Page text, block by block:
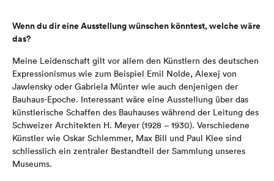
Wenn du dir eine Ausstellung wünschen könntest, welche wäre
das?
Meine Leidenschaft gilt vor allem den Künstlern des deutschen
Expressionismus wie zum Beispiel Emil Nolde, Alexej von
Jawlensky oder Gabriela Münter wie auch denjenigen der
Bauhaus-Epoche. Interessant wäre eine Ausstellung über das
künstlerische Schaffen des Bauhauses während der Leitung des
Schweizer Architekten H. Meyer (1928 – 1930). Verschiedene
Künstler wie Oskar Schlemmer, Max Bill und Paul Klee sind
schliesslich ein zentraler Bestandteil der Sammlung unseres
Museums.